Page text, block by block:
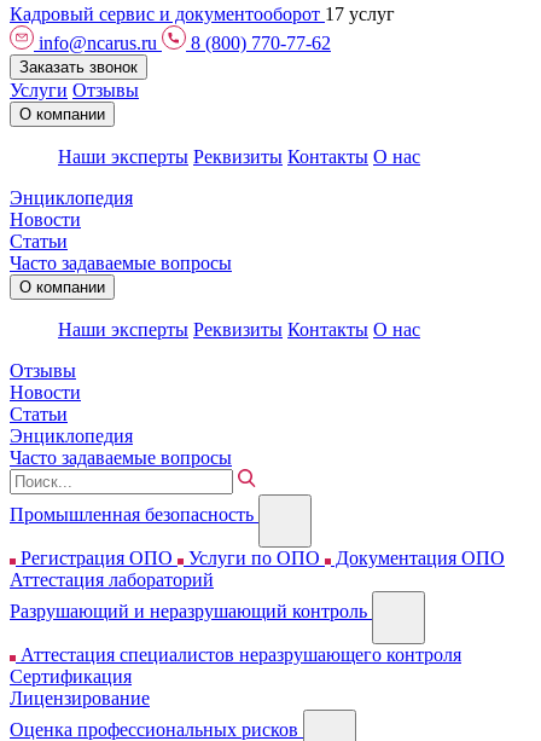
Кадровый сервис и документооборот 17 услуг
info@ncarus.ru
8 (800) 770-77-62
Заказать звонок
Услуги Отзывы
О компании
Наши эксперты Реквизиты Контакты О нас
Энциклопедия
Новости
Статьи
Часто задаваемые вопросы
О компании
Наши эксперты Реквизиты Контакты О нас
Отзывы
Новости
Статьи
Энциклопедия
Часто задаваемые вопросы
Промышленная безопасность
Регистрация ОПО Услуги по ОПО
Документация ОПО
Аттестация лабораторий
Разрушающий и неразрушающий контроль
Аттестация специалистов неразрушающего контроля
Сертификация
Лицензирование
Оценка профессиональных рисков